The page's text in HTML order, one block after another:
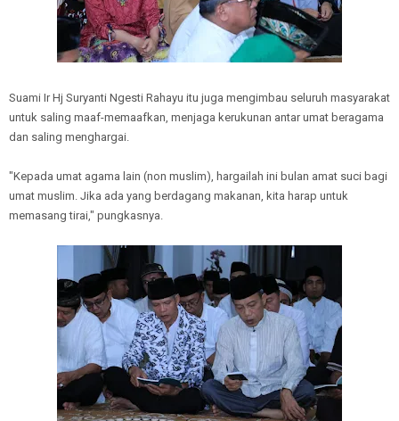
Suami Ir Hj Suryanti Ngesti Rahayu itu juga mengimbau seluruh masyarakat
untuk saling maaf-memaafkan, menjaga kerukunan antar umat beragama
dan saling menghargai.
"Kepada umat agama lain (non muslim), hargailah ini bulan amat suci bagi
umat muslim. Jika ada yang berdagang makanan, kita harap untuk
memasang tirai," pungkasnya.